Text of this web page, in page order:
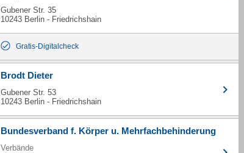
Gubener Str. 35
10243 Berlin - Friedrichshain
Gratis-Digitalcheck
Brodt Dieter
Gubener Str. 53
10243 Berlin - Friedrichshain
Bundesverband f. Körper u. Mehrfachbehinderung
Verbände